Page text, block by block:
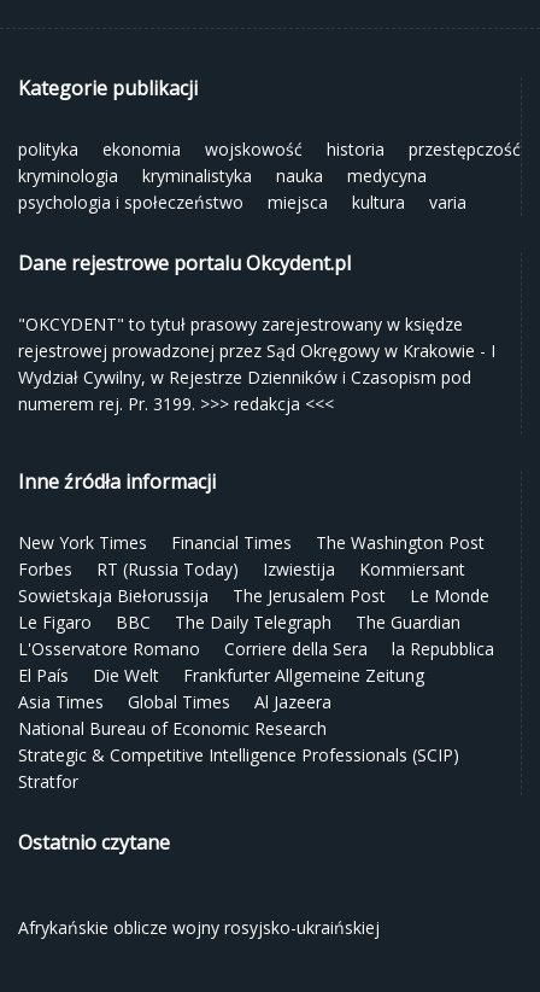
Kategorie publikacji
polityka ekonomia wojskowość historia
przestępczość
kryminologia
kryminalistyka nauka
medycyna
psychologia i społeczeństwo
miejsca kultura varia
Dane rejestrowe portalu Okcydent.pl
"OKCYDENT" to tytuł prasowy zarejestrowany w księdze
rejestrowej prowadzonej przez Sąd Okręgowy w Krakowie - I
Wydział Cywilny, w Rejestrze Dzienników i Czasopism pod
numerem rej. Pr. 3199. >>> redakcja <<<
Inne źródła informacji
New York Times Financial Times
The Washington Post
Forbes
RT (Russia Today) Izwiestija
Kommiersant
Sowietskaja Biełorussija
The Jerusalem Post
Le Monde
Le Figaro
BBC The Daily Telegraph
The Guardian
L'Osservatore Romano
Corriere della Sera
la Repubblica
El País
Die Welt
Frankfurter Allgemeine Zeitung
Asia Times
Global Times
Al Jazeera
National Bureau of Economic Research
Strategic & Competitive Intelligence Professionals (SCIP)
Stratfor
Ostatnio czytane
Afrykańskie oblicze wojny rosyjsko-ukraińskiej